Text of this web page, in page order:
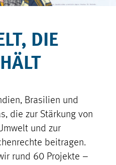
DIE
Brasilien und
die zur Stärkung von
und zur
beitragen.
rund 60 Projekte –